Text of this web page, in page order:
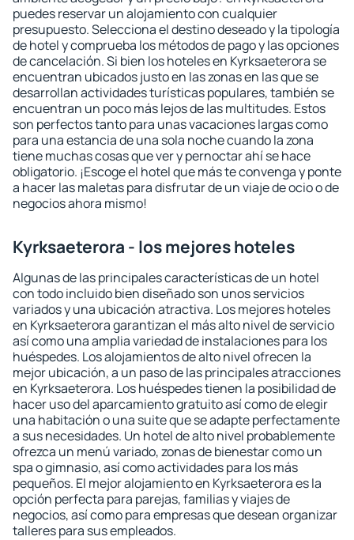
puedes reservar un alojamiento con cualquier
presupuesto. Selecciona el destino deseado y la tipología
de hotel y comprueba los métodos de pago y las opciones
de cancelación. Si bien los hoteles en Kyrksaeterora se
encuentran ubicados justo en las zonas en las que se
desarrollan actividades turísticas populares, también se
encuentran un poco más lejos de las multitudes. Estos
son perfectos tanto para unas vacaciones largas como
para una estancia de una sola noche cuando la zona
tiene muchas cosas que ver y pernoctar ahí se hace
obligatorio. ¡Escoge el hotel que más te convenga y ponte
a hacer las maletas para disfrutar de un viaje de ocio o de
negocios ahora mismo!
Kyrksaeterora - los mejores hoteles
Algunas de las principales características de un hotel
con todo incluido bien diseñado son unos servicios
variados y una ubicación atractiva. Los mejores hoteles
en Kyrksaeterora garantizan el más alto nivel de servicio
así como una amplia variedad de instalaciones para los
huéspedes. Los alojamientos de alto nivel ofrecen la
mejor ubicación, a un paso de las principales atracciones
en Kyrksaeterora. Los huéspedes tienen la posibilidad de
hacer uso del aparcamiento gratuito así como de elegir
una habitación o una suite que se adapte perfectamente
a sus necesidades. Un hotel de alto nivel probablemente
ofrezca un menú variado, zonas de bienestar como un
spa o gimnasio, así como actividades para los más
pequeños. El mejor alojamiento en Kyrksaeterora es la
opción perfecta para parejas, familias y viajes de
negocios, así como para empresas que desean organizar
talleres para sus empleados.